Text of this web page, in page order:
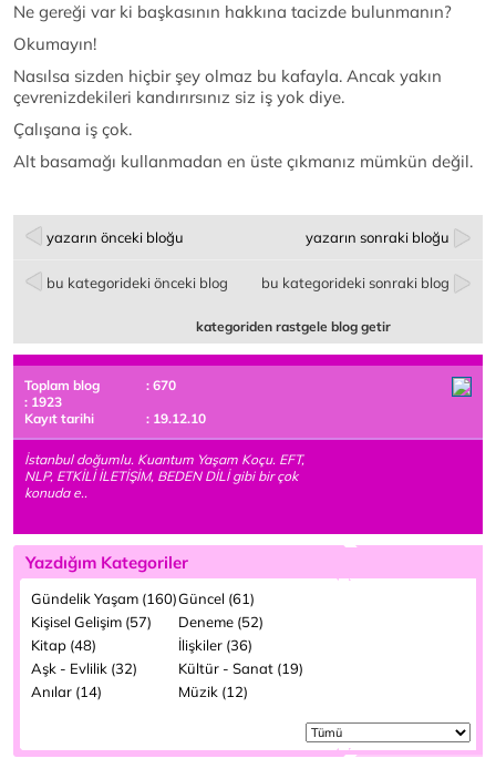
Ne gereği var ki başkasının hakkına tacizde bulunmanın?
Okumayın!
Nasılsa sizden hiçbir şey olmaz bu kafayla. Ancak yakın
çevrenizdekileri kandırırsınız siz iş yok diye.
Çalışana iş çok.
Alt basamağı kullanmadan en üste çıkmanız mümkün değil.
yazarın önceki bloğu yazarın sonraki bloğu
bu kategorideki önceki blog bu kategorideki sonraki blog
kategoriden rastgele blog getir
Toplam blog
: 670
: 1923
Kayıt tarihi
: 19.12.10
İstanbul doğumlu. Kuantum Yaşam Koçu. EFT,
NLP, ETKİLİ İLETİŞİM, BEDEN DİLİ gibi bir çok
konuda e..
Yazdığım Kategoriler
Gündelik Yaşam (160)Güncel (61)
Kişisel Gelişim (57)
Deneme (52)
Kitap (48)
İlişkiler (36)
Aşk - Evlilik (32)
Kültür - Sanat (19)
Anılar (14)
Müzik (12)